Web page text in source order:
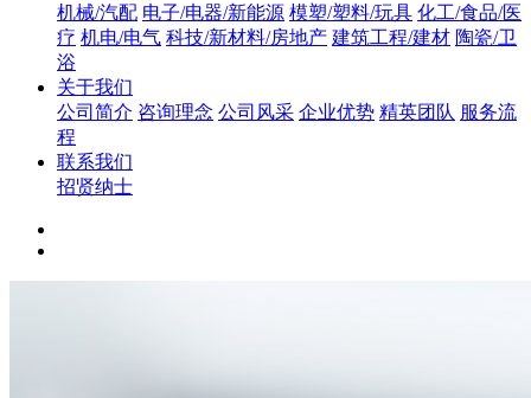
机械/汽配 电子/电器/新能源 模塑/塑料/玩具 化工/食品/医
疗 机电/电气 科技/新材料/房地产 建筑工程/建材 陶瓷/卫
浴
关于我们
公司简介 咨询理念 公司风采 企业优势 精英团队 服务流
程
联系我们
招贤纳士